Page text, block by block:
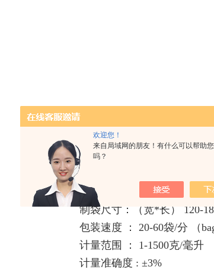
欢迎您！
来自局域网的朋友！有什么可以帮助
吗？
智能拼豆混豆自动包装机参
制袋尺寸：（宽*长） 120-
包装速度 ： 20-60袋/分 （
计量范围 ： 1-1500克/毫升
计量准确度 : ±3%